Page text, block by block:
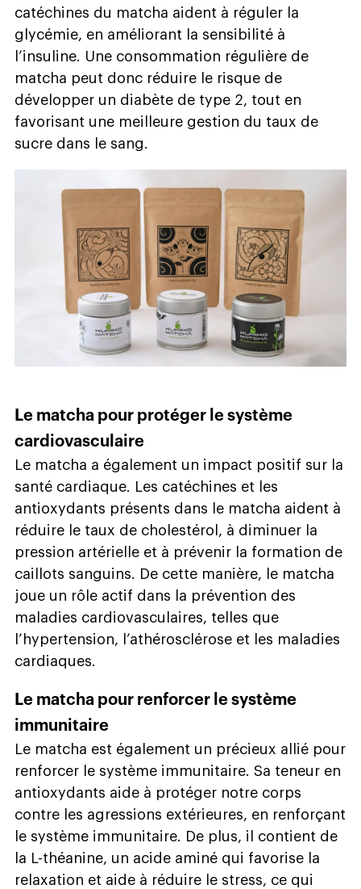
catéchines du matcha aident à réguler la
glycémie, en améliorant la sensibilité à
l’insuline. Une consommation régulière de
matcha peut donc réduire le risque de
développer un diabète de type 2, tout en
favorisant une meilleure gestion du taux de
sucre dans le sang.
Le matcha pour protéger le système
cardiovasculaire
Le matcha a également un impact positif sur la
santé cardiaque. Les catéchines et les
antioxydants présents dans le matcha aident à
réduire le taux de cholestérol, à diminuer la
pression artérielle et à prévenir la formation de
caillots sanguins. De cette manière, le matcha
joue un rôle actif dans la prévention des
maladies cardiovasculaires, telles que
l’hypertension, l’athérosclérose et les maladies
cardiaques.
Le matcha pour renforcer le système
immunitaire
Le matcha est également un précieux allié pour
renforcer le système immunitaire. Sa teneur en
antioxydants aide à protéger notre corps
contre les agressions extérieures, en renforçant
le système immunitaire. De plus, il contient de
la L-théanine, un acide aminé qui favorise la
relaxation et aide à réduire le stress, ce qui